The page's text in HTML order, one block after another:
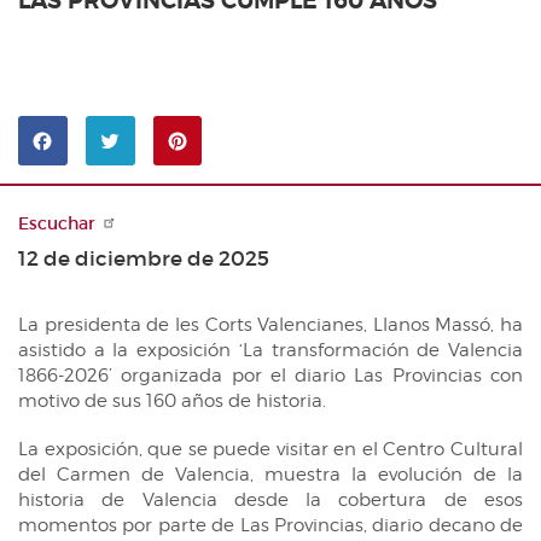
Noticias
Sala de prensa
BUSCADOR DE TRAMITACIONES
CRONOGRAMA LEGISLATIVO
LEYES APROBADAS
PREGUNTAS DE INTERÉS GENERAL
DECLARACIONES INSTITUCIONALES
DEBATES
SERVICIOS DE INFORMACIÓN
Archivo
Biblioteca
Documentación
PUBLICACIONES
Butlletí Oficial de les Corts
Diario de Sesiones de Pleno
ESTADÍSTICAS PARLAMENTARIAS
Compartir
en
Facebook
Compartir
en
Escuchar
12 de diciembre de 2025
La presidenta de les Corts Valencianes, Llanos Massó, ha
asistido a la exposición ‘La transformación de Valencia
1866-2026’ organizada por el diario Las Provincias con
motivo de sus 160 años de historia.
La exposición, que se puede visitar en el Centro Cultural
del Carmen de Valencia, muestra la evolución de la
historia de Valencia desde la cobertura de esos
momentos por parte de Las Provincias, diario decano de